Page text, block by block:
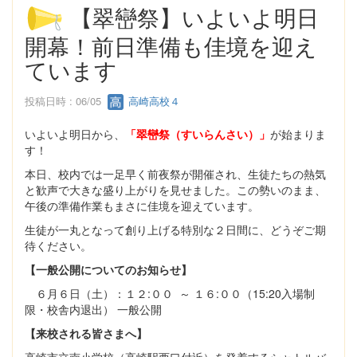
【翠巒祭】いよいよ明日
開幕！前日準備も佳境を迎え
ています
投稿日時 : 06/05 高崎高校４
いよいよ明日から、 「翠巒祭（すいらんさい）」 が始まりま
す！
本日、校内では一足早く前夜祭が開催され、生徒たちの熱気
と歓声で大きな盛り上がりを見せました。この勢いのまま、
午後の準備作業もまさに佳境を迎えています。
生徒が一丸となって創り上げる特別な２日間に、どうぞご期
待ください。
【一般公開についてのお知らせ】
６月６日（土）：１２:００ ～ １６:００（15:20入場制
限・校舎内退出） 一般公開
【来校される皆さまへ】